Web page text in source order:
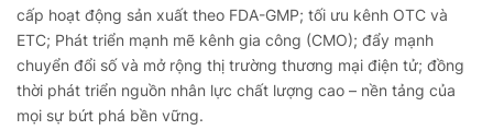
cấp hoạt động sản xuất theo FDA-GMP; tối ưu kênh OTC và
ETC; Phát triển mạnh mẽ kênh gia công (CMO); đẩy mạnh
chuyển đổi số và mở rộng thị trường thương mại điện tử; đồng
thời phát triển nguồn nhân lực chất lượng cao – nền tảng của
mọi sự bứt phá bền vững.